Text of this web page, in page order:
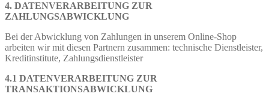
4. DATENVERARBEITUNG ZUR
ZAHLUNGSABWICKLUNG
Bei der Abwicklung von Zahlungen in unserem Online-Shop
arbeiten wir mit diesen Partnern zusammen: technische Dienstleister,
Kreditinstitute, Zahlungsdienstleister
4.1 DATENVERARBEITUNG ZUR
TRANSAKTIONSABWICKLUNG